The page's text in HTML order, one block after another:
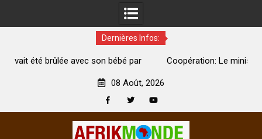
Dernières Infos:
par
Coopération: Le ministre Indien Kirti Vardhan Singh à
08 Août, 2026